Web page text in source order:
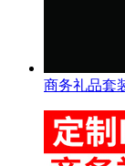
商务礼品套